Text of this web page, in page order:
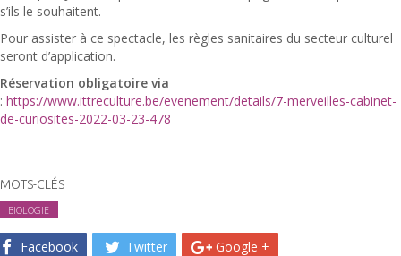
s’ils le souhaitent.
Pour assister à ce spectacle, les règles sanitaires du secteur culturel
seront d’application.
Réservation obligatoire via
: https://www.ittreculture.be/evenement/details/7-merveilles-cabinet-
de-curiosites-2022-03-23-478
MOTS-CLÉS
BIOLOGIE
Facebook Twitter Google +